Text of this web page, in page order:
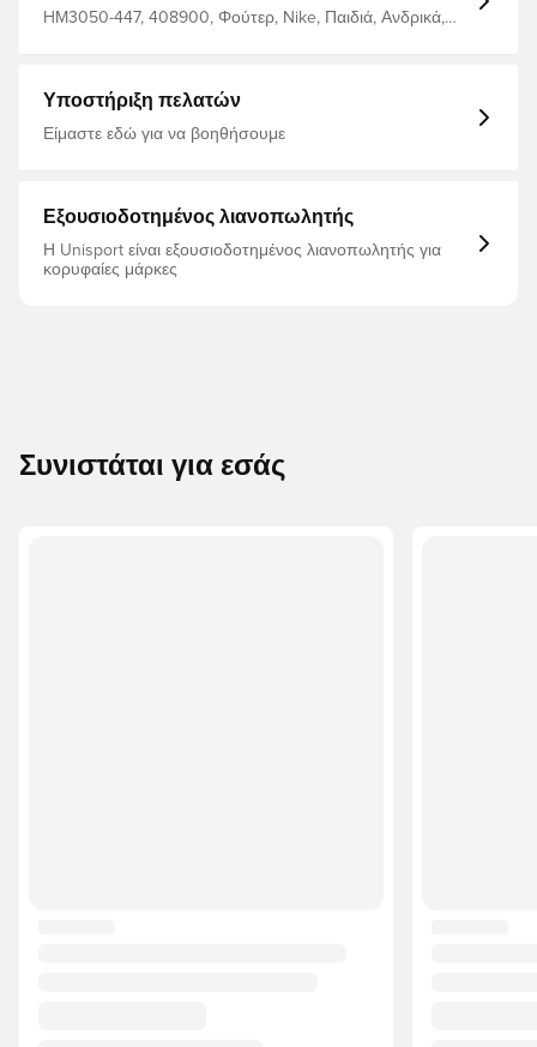
HM3050-447, 408900, Φούτερ, Nike, Παιδιά, Ανδρικά,
Υποστήριξη πελατών
Είμαστε εδώ για να βοηθήσουμε
Εξουσιοδοτημένος λιανοπωλητής
Η Unisport είναι εξουσιοδοτημένος λιανοπωλητής για
κορυφαίες μάρκες
Συνιστάται για εσάς